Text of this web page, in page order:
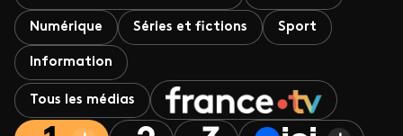
Numérique Séries et fictions Sport
Information
Tous les médias